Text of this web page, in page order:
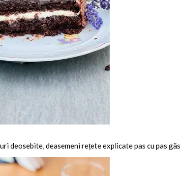
deosebite, deasemeni rețete explicate pas cu pas